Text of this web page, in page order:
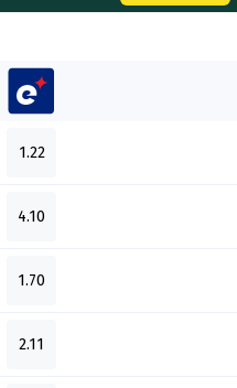
1.22
4.10
1.70
2.11